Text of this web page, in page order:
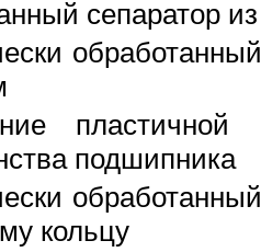
сепаратор
подшипника
кольцу